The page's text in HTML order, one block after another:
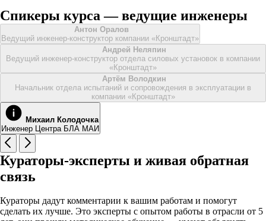
Спикеры курса — ведущие инженеры
Антон Оралов
Ведущий инженер-конструктор компании «Кронштадт»
Андрей Неляпин
Ведущий инженер-конструктор отдела силовых установок в компании
«Кронштадт»
Артём Володкин
Начальник отдела испытаний и сопровождения в эксплуатации в
компании «Кронштадт»
Михаил Колодочка
Инженер Центра БЛА МАИ
Кураторы-эксперты и живая обратная
связь
Кураторы дадут комментарии к вашим работам и помогут
сделать их лучше. Это эксперты с опытом работы в отрасли от 5